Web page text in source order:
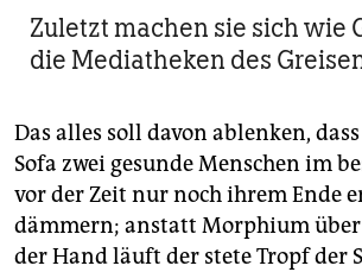
Zuletzt machen sie sich wie
die Mediatheken des
Das alles soll davon ablenken,
Sofa zwei gesunde Menschen im
vor der Zeit nur noch ihrem Ende
dämmern; anstatt Morphium
der Hand läuft der stete Tropf der